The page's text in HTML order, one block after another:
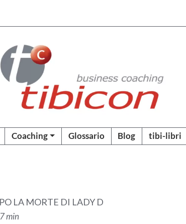
Coaching Glossario Blog tibi-libri
LA MORTE DI LADY D
min